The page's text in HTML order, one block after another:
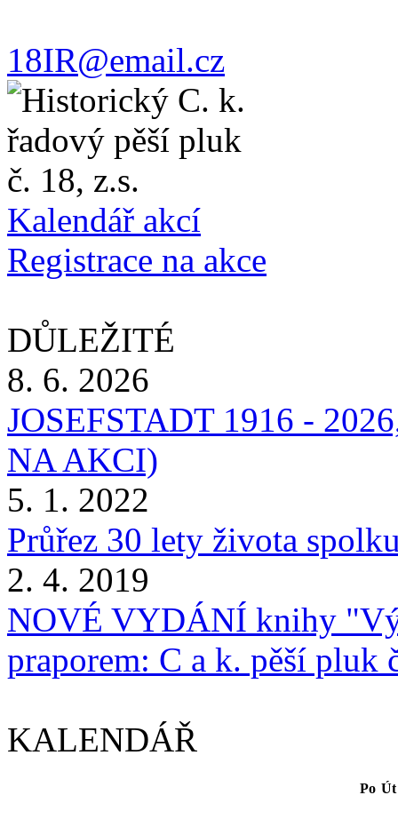
18IR@email.cz
Kalendář akcí
Registrace na akce
DŮLEŽITÉ
8. 6. 2026
JOSEFSTADT 1916 -
NA AKCI)
5. 1. 2022
Průřez 30 lety života
2. 4. 2019
NOVÉ VYDÁNÍ knihy
praporem: C a k. pěší pluk
KALENDÁŘ
Po Út